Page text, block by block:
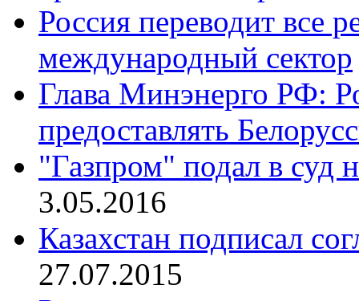
Россия переводит все
международный сектор
Глава Минэнерго РФ:
предоставлять
"Газпром" подал в суд
3.05.2016
Казахстан подписал
27.07.2015